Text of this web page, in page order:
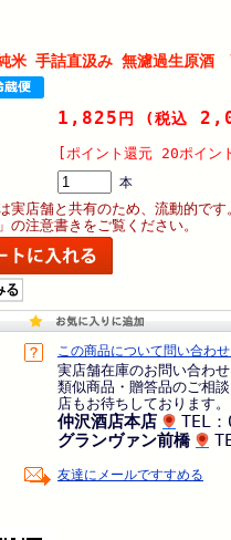
米 手詰直汲み 無濾過生原酒
1,825 円 (税込
[ポイント還元 20ポイン
本
実店舗と共有のため、流動的で
の注意書きをご覧ください。
この商品について問い合わ
実店舗在庫のお問い合わせ
類似商品・贈答品のご相
店もお待ちしております。
仲沢酒店本店
TEL
グランヴァン前橋
友達にメールですすめる